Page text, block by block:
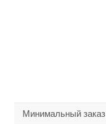
Минимальный заказ